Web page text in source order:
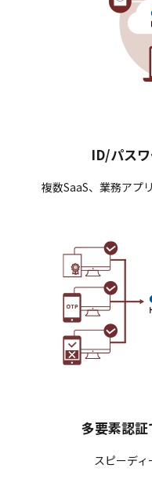
ID/パス
複数SaaS、業務アプ
多要素認証
スピーデ